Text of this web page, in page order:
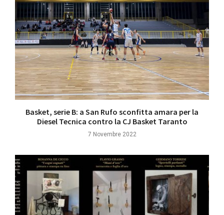
Basket, serie B: a San Rufo sconfitta amara per la
Diesel Tecnica contro la CJ Basket Taranto
7 Novembre 2022